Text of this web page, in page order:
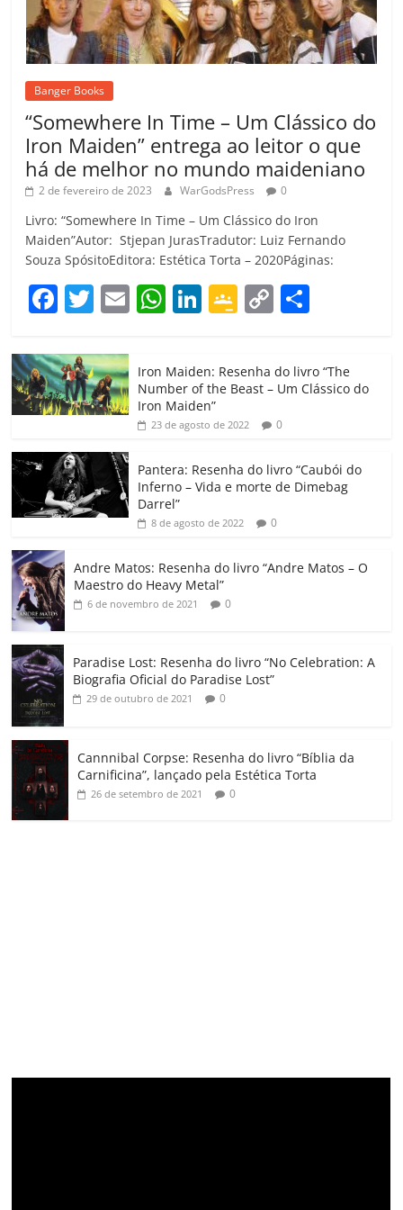
Banger Books
“Somewhere In Time – Um Clássico do
Iron Maiden” entrega ao leitor o que
há de melhor no mundo maideniano
2 de fevereiro de 2023 WarGodsPress 0
Livro: “Somewhere In Time – Um Clássico do Iron
Maiden”Autor: Stjepan JurasTradutor: Luiz Fernando
Souza SpósitoEditora: Estética Torta – 2020Páginas:
F
c
e
b
o
o
k
T
itt
er
E W
at
s
A
p
Li
e
dI
G
gl
e
Cl
a
ss
ro
o
C
p
y
Li
k
m
p
h
ar
Iron Maiden: Resenha do livro “The
Number of the Beast – Um Clássico do
Iron Maiden”
23 de agosto de 2022 0
Pantera: Resenha do livro “Caubói do
Inferno – Vida e morte de Dimebag
Darrel”
8 de agosto de 2022 0
Andre Matos: Resenha do livro “Andre Matos – O
Maestro do Heavy Metal”
6 de novembro de 2021 0
Paradise Lost: Resenha do livro “No Celebration: A
Biografia Oficial do Paradise Lost”
29 de outubro de 2021 0
Cannnibal Corpse: Resenha do livro “Bíblia da
Carnificina”, lançado pela Estética Torta
26 de setembro de 2021 0